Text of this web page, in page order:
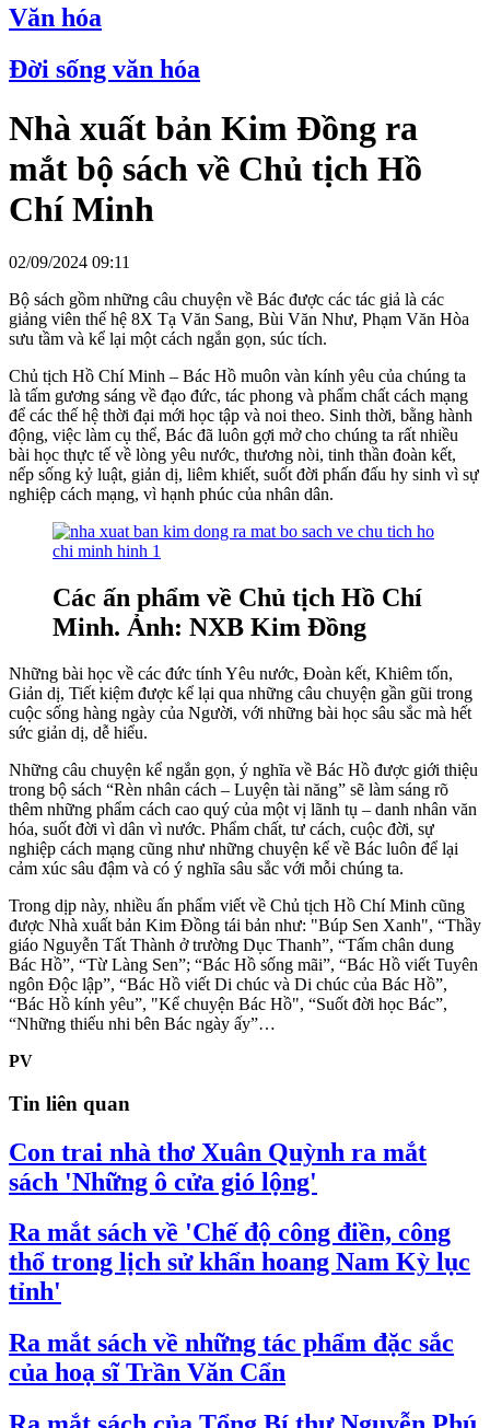
Văn hóa
Đời sống văn hóa
Nhà xuất bản Kim Đồng ra
mắt bộ sách về Chủ tịch Hồ
Chí Minh
02/09/2024 09:11
Bộ sách gồm những câu chuyện về Bác được các tác giả là các
giảng viên thế hệ 8X Tạ Văn Sang, Bùi Văn Như, Phạm Văn Hòa
sưu tầm và kể lại một cách ngắn gọn, súc tích.
Chủ tịch Hồ Chí Minh – Bác Hồ muôn vàn kính yêu của chúng ta
là tấm gương sáng về đạo đức, tác phong và phẩm chất cách mạng
để các thế hệ thời đại mới học tập và noi theo. Sinh thời, bằng hành
động, việc làm cụ thể, Bác đã luôn gợi mở cho chúng ta rất nhiều
bài học thực tế về lòng yêu nước, thương nòi, tinh thần đoàn kết,
nếp sống kỷ luật, giản dị, liêm khiết, suốt đời phấn đấu hy sinh vì sự
nghiệp cách mạng, vì hạnh phúc của nhân dân.
Các ấn phẩm về Chủ tịch Hồ Chí
Minh. Ảnh: NXB Kim Đồng
Những bài học về các đức tính Yêu nước, Đoàn kết, Khiêm tốn,
Giản dị, Tiết kiệm được kể lại qua những câu chuyện gần gũi trong
cuộc sống hàng ngày của Người, với những bài học sâu sắc mà hết
sức giản dị, dễ hiểu.
Những câu chuyện kể ngắn gọn, ý nghĩa về Bác Hồ được giới thiệu
trong bộ sách “Rèn nhân cách – Luyện tài năng” sẽ làm sáng rõ
thêm những phẩm cách cao quý của một vị lãnh tụ – danh nhân văn
hóa, suốt đời vì dân vì nước. Phẩm chất, tư cách, cuộc đời, sự
nghiệp cách mạng cũng như những chuyện kể về Bác luôn để lại
cảm xúc sâu đậm và có ý nghĩa sâu sắc với mỗi chúng ta.
Trong dịp này, nhiều ấn phẩm viết về Chủ tịch Hồ Chí Minh cũng
được Nhà xuất bản Kim Đồng tái bản như: "Búp Sen Xanh", “Thầy
giáo Nguyễn Tất Thành ở trường Dục Thanh”, “Tấm chân dung
Bác Hồ”, “Từ Làng Sen”; “Bác Hồ sống mãi”, “Bác Hồ viết Tuyên
ngôn Độc lập”, “Bác Hồ viết Di chúc và Di chúc của Bác Hồ”,
“Bác Hồ kính yêu”, "Kể chuyện Bác Hồ", “Suốt đời học Bác”,
“Những thiếu nhi bên Bác ngày ấy”…
PV
Tin liên quan
Con trai nhà thơ Xuân Quỳnh ra mắt
sách 'Những ô cửa gió lộng'
Ra mắt sách về 'Chế độ công điền, công
thổ trong lịch sử khẩn hoang Nam Kỳ lục
tỉnh'
Ra mắt sách về những tác phẩm đặc sắc
của hoạ sĩ Trần Văn Cẩn